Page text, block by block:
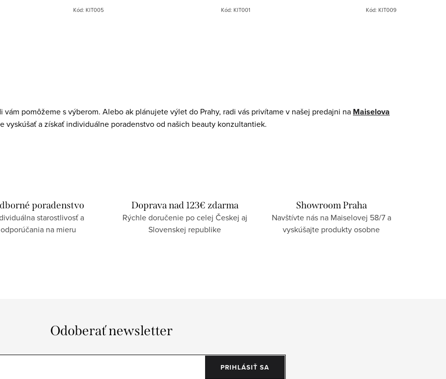
Kód: KIT005 Kód: KIT001 Kód: KIT009
vám pomôžeme s výberom. Alebo ak plánujete výlet do Prahy, radi vás privítame v našej predajni na Maiselova
vyskúšať a získať individuálne poradenstvo od našich beauty konzultantiek.
poradenstvo
starostlivosť a
odporúčania na mieru
Doprava nad 123€ zdarma
Rýchle doručenie po celej Českej aj
Slovenskej republike
Showroom Praha
Navštívte nás na Maiselovej 58/7 a
vyskúšajte produkty osobne
Odoberať newsletter
PRIHLÁSIŤ SA